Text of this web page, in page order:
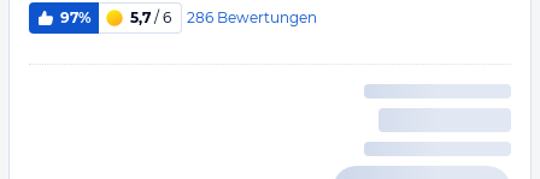
97% 5,7 / 6 286 Bewertungen